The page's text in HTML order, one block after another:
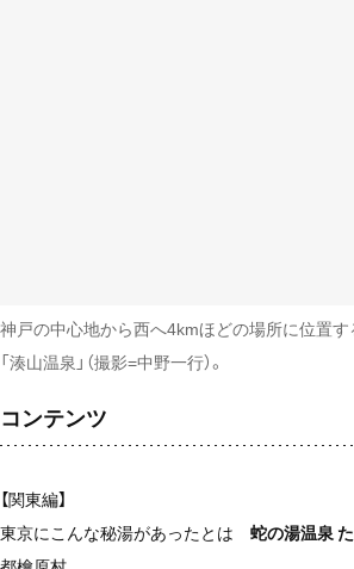
神戸の中心地から西へ4kmほどの場所に位置す
「湊山温泉」（撮影=中野一行）。
コンテンツ
【関東編】
東京にこんな秘湯があったとは 蛇の湯温泉